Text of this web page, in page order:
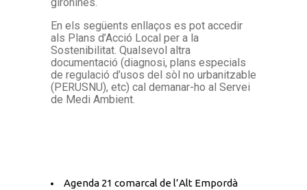
gironines.
En els següents enllaços es pot accedir
als Plans d’Acció Local per a la
Sostenibilitat. Qualsevol altra
documentació (diagnosi, plans especials
de regulació d’usos del sòl no urbanitzable
(PERUSNU), etc) cal demanar-ho al Servei
de Medi Ambient.
Agenda 21 comarcal de l’Alt Empordà